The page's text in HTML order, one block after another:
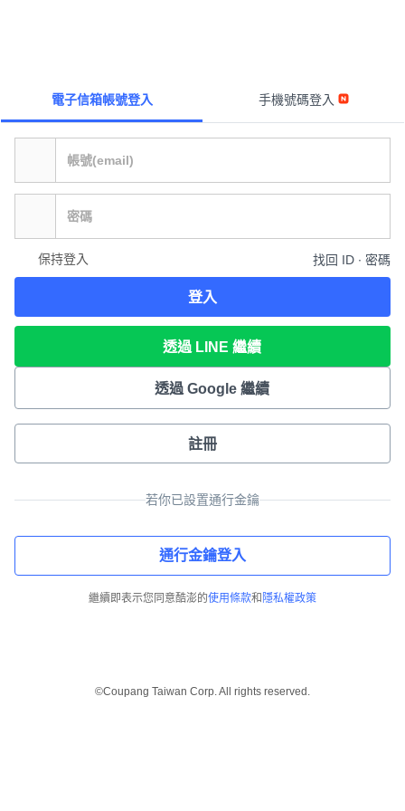
電子信箱帳號登入 手機號碼登入
保持登入 找回 ID ∙ 密碼
登入
透過 LINE 繼續
透過 Google 繼續
註冊
若你已設置通行金鑰
通行金鑰登入
繼續即表示您同意酷澎的使用條款和 隱私權政策
©Coupang Taiwan Corp. All rights reserved.